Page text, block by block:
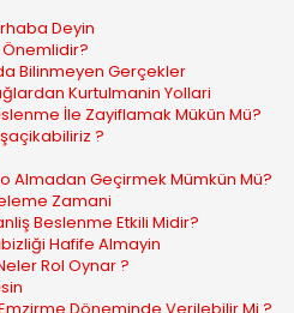
Deyin
Önemlidir?
Bilinmeyen Gerçekler
Kurtulmanin Yollari
İle Zayiflamak Mükün Mü?
?
Almadan Geçirmek Mümkün Mü?
Zamani
Beslenme Etkili Midir?
Hafife Almayin
Rol Oynar ?